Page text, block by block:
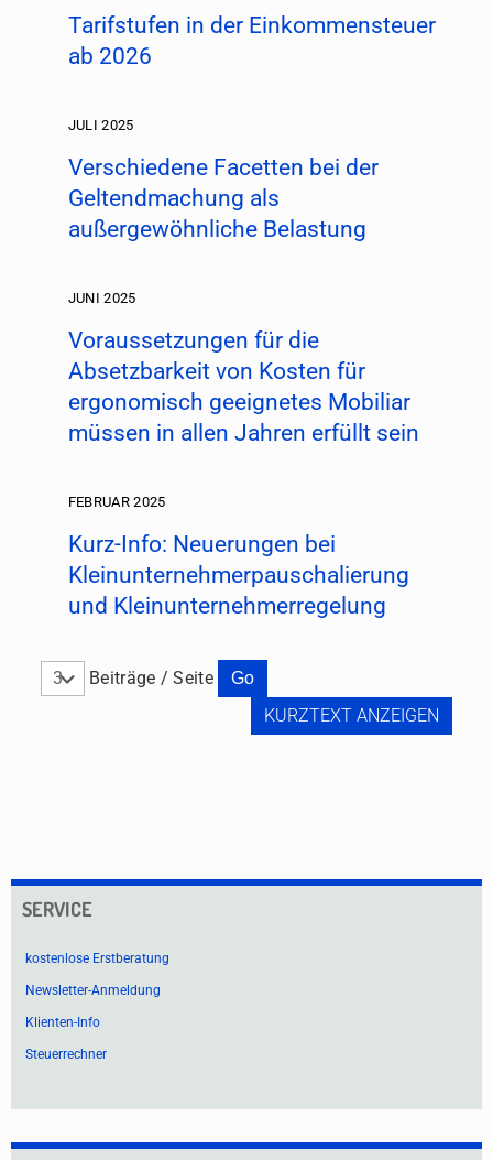
Tarifstufen in der Einkommensteuer
ab 2026
JULI 2025
Verschiedene Facetten bei der
Geltendmachung als
außergewöhnliche Belastung
JUNI 2025
Voraussetzungen für die
Absetzbarkeit von Kosten für
ergonomisch geeignetes Mobiliar
müssen in allen Jahren erfüllt sein
FEBRUAR 2025
Kurz-Info: Neuerungen bei
Kleinunternehmer­pauschalierung
und Kleinunternehmer­regelung
Beiträge / Seite
KURZTEXT ANZEIGEN
SERVICE
kostenlose Erstberatung
Newsletter-Anmeldung
Klienten-Info
Steuerrechner